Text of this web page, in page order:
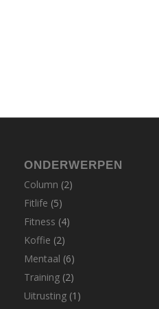
ONDERWERPEN
Column (2)
Fitlife (5)
Fitness (4)
Koffie (2)
Mentaal (6)
Training (2)
Uitrusting (1)